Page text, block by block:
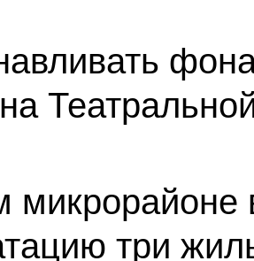
микрорайоне
три